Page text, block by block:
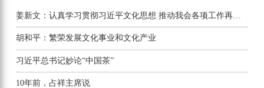
姜新文：认真学习贯彻习近平文化思想 推动我会各项工作再上新台阶
胡和平：繁荣发展文化事业和文化产业
习近平总书记妙论“中国茶”
10年前，占祥主席说